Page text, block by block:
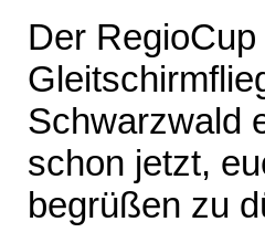
Der
Schwarzwald
schon jetzt,
begrüßen zu